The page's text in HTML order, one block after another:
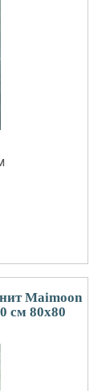
Maimoon
см 80x80